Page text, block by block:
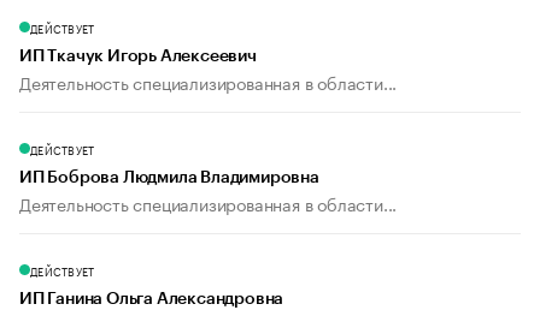
ДЕЙСТВУЕТ
ИП Ткачук Игорь Алексеевич
Деятельность специализированная в области...
ДЕЙСТВУЕТ
ИП Боброва Людмила Владимировна
Деятельность специализированная в области...
ДЕЙСТВУЕТ
ИП Ганина Ольга Александровна